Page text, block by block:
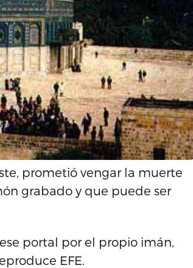
prometió vengar la muerte
grabado y que puede ser
portal por el propio imán,
EFE.